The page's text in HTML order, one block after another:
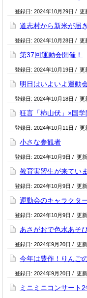
登録日: 2024年10月29日 / 更
道志村から新米が届
登録日: 2024年10月28日 / 更
第37回運動会開催！
登録日: 2024年10月19日 / 更
明日はいよいよ運動
登録日: 2024年10月18日 / 更
狂言「柿山伏」×国
登録日: 2024年10月11日 / 更
小さな参観者
登録日: 2024年10月9日 / 更
教育実習生が来てい
登録日: 2024年10月9日 / 更
運動会のキャラクタ
登録日: 2024年10月9日 / 更
あさがおで色水あそ
登録日: 2024年9月20日 / 更
今年は豊作！りんご
登録日: 2024年9月20日 / 更
ミニミニコンサート2